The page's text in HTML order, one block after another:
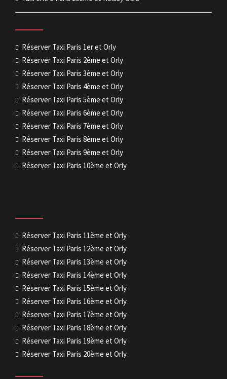
Réserver Taxi Paris 1er et Orly
Réserver Taxi Paris 2ème et Orly
Réserver Taxi Paris 3ème et Orly
Réserver Taxi Paris 4ème et Orly
Réserver Taxi Paris 5ème et Orly
Réserver Taxi Paris 6ème et Orly
Réserver Taxi Paris 7ème et Orly
Réserver Taxi Paris 8ème et Orly
Réserver Taxi Paris 9ème et Orly
Réserver Taxi Paris 10ème et Orly
Réserver Taxi Paris 11ème et Orly
Réserver Taxi Paris 12ème et Orly
Réserver Taxi Paris 13ème et Orly
Réserver Taxi Paris 14ème et Orly
Réserver Taxi Paris 15ème et Orly
Réserver Taxi Paris 16ème et Orly
Réserver Taxi Paris 17ème et Orly
Réserver Taxi Paris 18ème et Orly
Réserver Taxi Paris 19ème et Orly
Réserver Taxi Paris 20ème et Orly